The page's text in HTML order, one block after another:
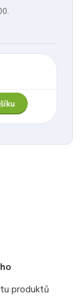
produktů